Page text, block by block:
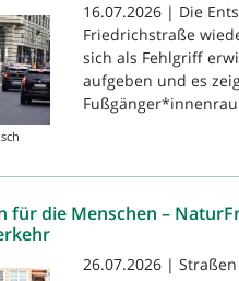
16.07.2026 | Die
Friedrichstraße
sich als Fehlgriff
aufgeben und es
für die Menschen –
26.07.2026 |